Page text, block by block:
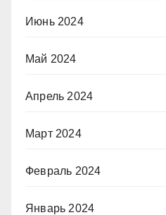
Июнь 2024
Май 2024
Апрель 2024
Март 2024
Февраль 2024
Январь 2024